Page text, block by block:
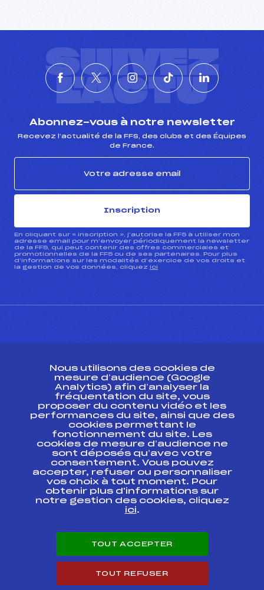
SUIVEZ
L'ACTU
Abonnez-vous à notre newsletter
Recevez l’actualité de la FFS, des clubs et des Équipes
de France.
Inscription
En cliquant sur « inscription », j’autorise la FFS à utiliser mon
adresse email pour m’envoyer périodiquement la newsletter
de la FFS, qui peut contenir des offres commerciales et
promotionnelles de la FFS ou de ses partenaires. Pour plus
d’informations sur les modalités d’exercice de vos droits et
la gestion de vos données, cliquez ici
Ressources
Pass’Neige
Projet sportif fédéral
Projet de performance fédéral
Antidopage
Pôle Développement, Formation, Suivi
Scientifique
Listes ministérielles
Pôle vie de l’athlète
Enseignement professionnel
Carrières
Nous utilisons des cookies de
mesure d’audience (Google
Analytics) afin d’analyser la
fréquentation du site, vous
proposer du contenu vidéo et les
performances du site, ainsi que des
cookies permettant le
fonctionnement du site. Les
cookies de mesure d’audience ne
sont déposés qu’avec votre
consentement. Vous pouvez
accepter, refuser ou personnaliser
vos choix à tout moment. Pour
obtenir plus d'informations sur
notre gestion des cookies, cliquez
ici.
TOUT ACCEPTER
TOUT REFUSER